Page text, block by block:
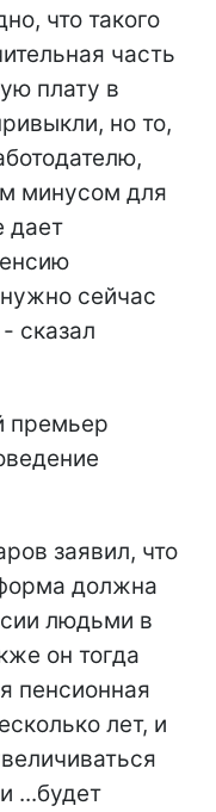
что такого
часть
плату в
но то,
минусом для
дает
сейчас
сказал
премьер
заявил, что
должна
людьми в
он тогда
пенсионная
лет, и
...будет